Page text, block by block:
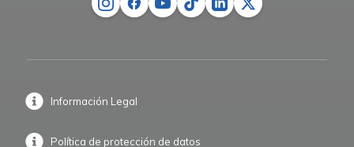
Información Legal
Política de protección de datos